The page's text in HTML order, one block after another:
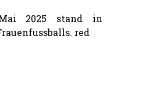
Mai 2025 stand in
red